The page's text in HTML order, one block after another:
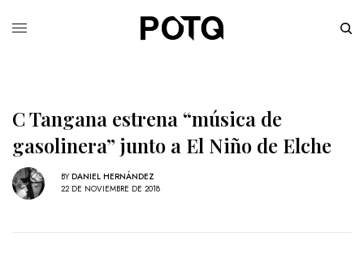
C Tangana estrena “música de
gasolinera” junto a El Niño de Elche
BY DANIEL HERNÁNDEZ
22 DE NOVIEMBRE DE 2018